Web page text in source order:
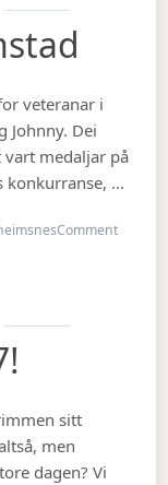
veteranar i
Johnny. Dei
medaljar på
konkurranse, …
Commenton
sitt
men
dagen? Vi